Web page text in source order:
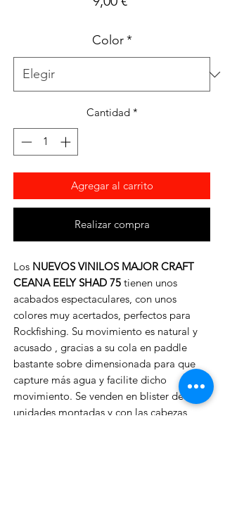
Color *
Cantidad *
Agregar al carrito
Realizar compra
Los NUEVOS VINILOS MAJOR CRAFT
CEANA EELY SHAD 75 tienen unos
acabados espectaculares, con unos
colores muy acertados, perfectos para
Rockfishing. Su movimiento es natural y
acusado , gracias a su cola en paddle
bastante sobre dimensionada para que
capture más agua y facilite dicho
movimiento. Se venden en blister de 2
unidades montadas y con las cabezas